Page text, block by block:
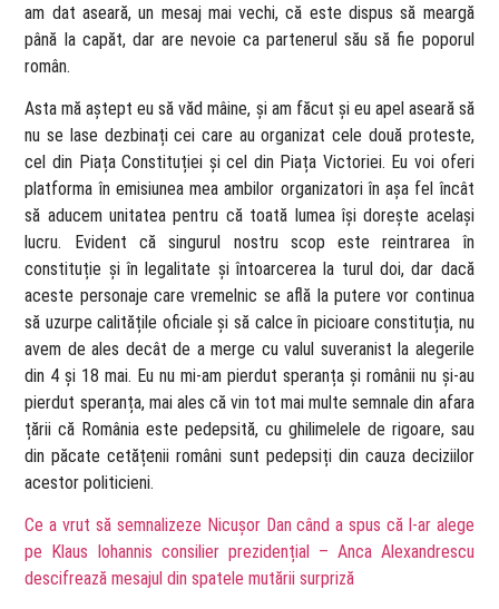
am dat aseară, un mesaj mai vechi, că este dispus să meargă
până la capăt, dar are nevoie ca partenerul său să fie poporul
român.
Asta mă aștept eu să văd mâine, și am făcut și eu apel aseară să
nu se lase dezbinați cei care au organizat cele două proteste,
cel din Piața Constituției și cel din Piața Victoriei. Eu voi oferi
platforma în emisiunea mea ambilor organizatori în așa fel încât
să aducem unitatea pentru că toată lumea își dorește același
lucru. Evident că singurul nostru scop este reintrarea în
constituție și în legalitate și întoarcerea la turul doi, dar dacă
aceste personaje care vremelnic se află la putere vor continua
să uzurpe calitățile oficiale și să calce în picioare constituția, nu
avem de ales decât de a merge cu valul suveranist la alegerile
din 4 și 18 mai. Eu nu mi-am pierdut speranța și românii nu și-au
pierdut speranța, mai ales că vin tot mai multe semnale din afara
țării că România este pedepsită, cu ghilimelele de rigoare, sau
din păcate cetățenii români sunt pedepsiți din cauza deciziilor
acestor politicieni.
Ce a vrut să semnalizeze Nicușor Dan când a spus că l-ar alege
pe Klaus Iohannis consilier prezidențial – Anca Alexandrescu
descifrează mesajul din spatele mutării surpriză